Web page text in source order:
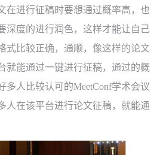
在进行征稿时要想通过概率高，也
深度的进行润色，这样才能让自己
式比较正确，通顺，像这样的论文
就能通过一键进行征稿，通过的概
多人比较认可的MeetConf学术会议
人在该平台进行论文征稿，就能通